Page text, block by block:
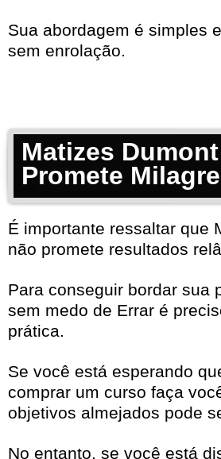
Sua abordagem é simples
sem enrolação.
Matizes
Promete
É importante ressaltar que
não promete resultados
Para conseguir bordar sua
sem medo de Errar é
prática.
Se você está esperando
comprar um curso faça
objetivos almejados pode
No entanto, se você está